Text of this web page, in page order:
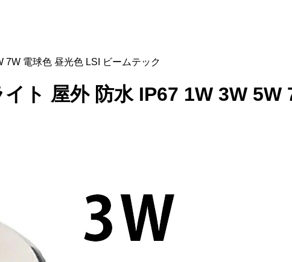
7W 電球色 昼光色 LSI ビームテック
ト 屋外 防水 IP67 1W 3W 5W